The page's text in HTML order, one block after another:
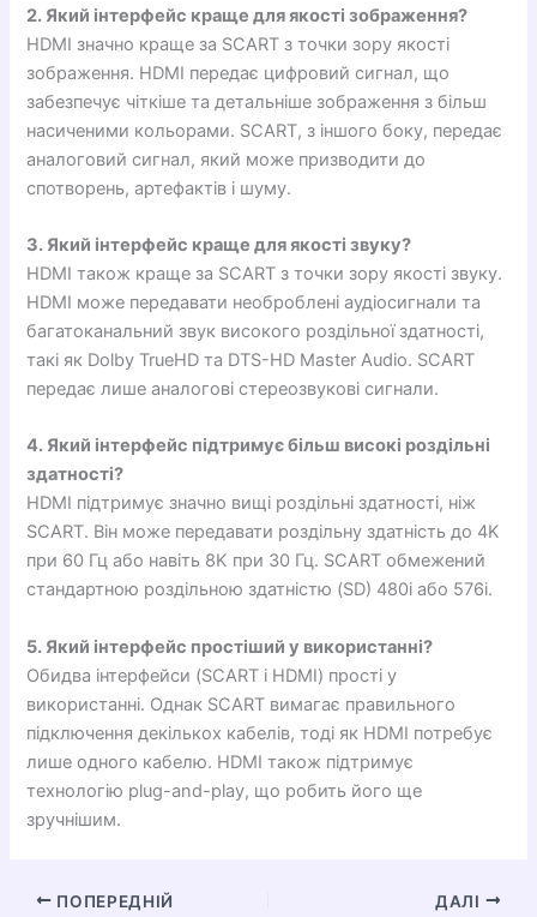
2. Який інтерфейс краще для якості зображення?
HDMI значно краще за SCART з точки зору якості
зображення. HDMI передає цифровий сигнал, що
забезпечує чіткіше та детальніше зображення з більш
насиченими кольорами. SCART, з іншого боку, передає
аналоговий сигнал, який може призводити до
спотворень, артефактів і шуму.
3. Який інтерфейс краще для якості звуку?
HDMI також краще за SCART з точки зору якості звуку.
HDMI може передавати необроблені аудіосигнали та
багатоканальний звук високого роздільної здатності,
такі як Dolby TrueHD та DTS-HD Master Audio. SCART
передає лише аналогові стереозвукові сигнали.
4. Який інтерфейс підтримує більш високі роздільні
здатності?
HDMI підтримує значно вищі роздільні здатності, ніж
SCART. Він може передавати роздільну здатність до 4K
при 60 Гц або навіть 8K при 30 Гц. SCART обмежений
стандартною роздільною здатністю (SD) 480i або 576i.
5. Який інтерфейс простіший у використанні?
Обидва інтерфейси (SCART і HDMI) прості у
використанні. Однак SCART вимагає правильного
підключення декількох кабелів, тоді як HDMI потребує
лише одного кабелю. HDMI також підтримує
технологію plug-and-play, що робить його ще
зручнішим.
ПОПЕРЕДНІЙ ДАЛІ